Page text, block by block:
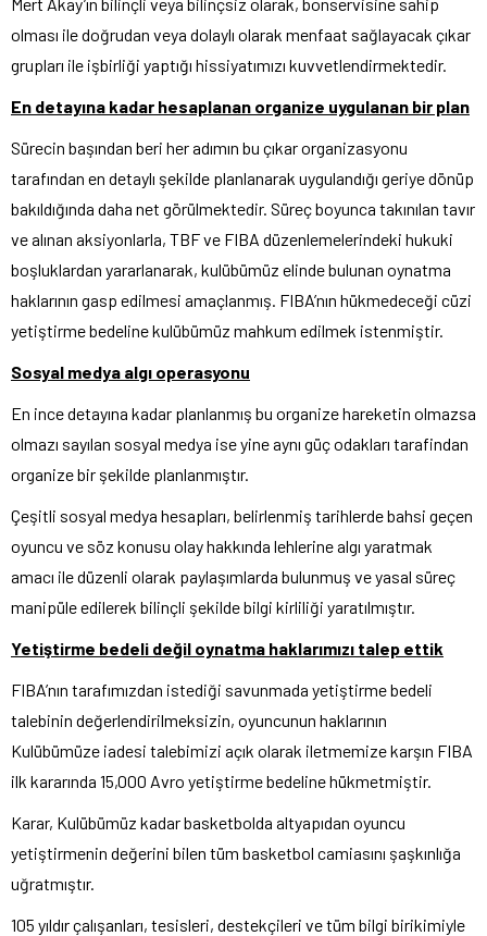
olması ile doğrudan veya dolaylı olarak menfaat sağlayacak çıkar
grupları ile işbirliği yaptığı hissiyatımızı kuvvetlendirmektedir.
En detayına kadar hesaplanan organize uygulanan bir plan
Sürecin başından beri her adımın bu çıkar organizasyonu
tarafından en detaylı şekilde planlanarak uygulandığı geriye dönüp
bakıldığında daha net görülmektedir. Süreç boyunca takınılan tavır
ve alınan aksiyonlarla, TBF ve FIBA düzenlemelerindeki hukuki
boşluklardan yararlanarak, kulübümüz elinde bulunan oynatma
haklarının gasp edilmesi amaçlanmış. FIBA’nın hükmedeceği cüzi
yetiştirme bedeline kulübümüz mahkum edilmek istenmiştir.
Sosyal medya algı operasyonu
En ince detayına kadar planlanmış bu organize hareketin olmazsa
olmazı sayılan sosyal medya ise yine aynı güç odakları tarafindan
organize bir şekilde planlanmıştır.
Çeşitli sosyal medya hesapları, belirlenmiş tarihlerde bahsi geçen
oyuncu ve söz konusu olay hakkında lehlerine algı yaratmak
amacı ile düzenli olarak paylaşımlarda bulunmuş ve yasal süreç
manipüle edilerek bilinçli şekilde bilgi kirliliği yaratılmıştır.
Yetiştirme bedeli değil oynatma haklarımızı talep ettik
FIBA’nın tarafımızdan istediği savunmada yetiştirme bedeli
talebinin değerlendirilmeksizin, oyuncunun haklarının
Kulübümüze iadesi talebimizi açık olarak iletmemize karşın FIBA
ilk kararında 15,000 Avro yetiştirme bedeline hükmetmiştir.
Karar, Kulübümüz kadar basketbolda altyapıdan oyuncu
yetiştirmenin değerini bilen tüm basketbol camiasını şaşkınlığa
uğratmıştır.
105 yıldır çalışanları, tesisleri, destekçileri ve tüm bilgi birikimiyle